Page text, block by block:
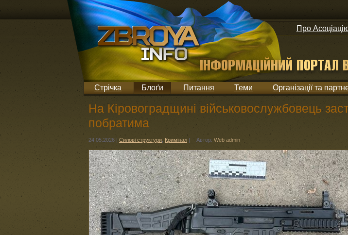
Про
Стрічка Блоґи Питання Теми Організації та
На Кіровоградщині військовослужбовець
побратима
24.05.2026 | Силові структури Кримінал | Автор: Web admin